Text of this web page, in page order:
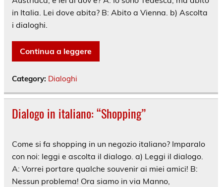
in Italia. Lei dove abita? B: Abito a Vienna. b) Ascolta
i dialoghi.
Continua a leggere
Category: Dialoghi
Dialogo in italiano: “Shopping”
Come si fa shopping in un negozio italiano? Imparalo
con noi: leggi e ascolta il dialogo. a) Leggi il dialogo.
A: Vorrei portare qualche souvenir ai miei amici! B:
Nessun problema! Ora siamo in via Manno,